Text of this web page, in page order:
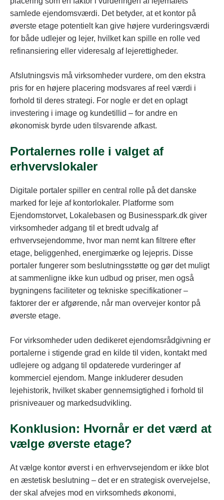
samlede ejendomsværdi. Det betyder, at et kontor på
øverste etage potentielt kan give højere vurderingsværdi
for både udlejer og lejer, hvilket kan spille en rolle ved
refinansiering eller videresalg af lejerettigheder.
Afslutningsvis må virksomheder vurdere, om den ekstra
pris for en højere placering modsvares af reel værdi i
forhold til deres strategi. For nogle er det en oplagt
investering i image og kundetillid – for andre en
økonomisk byrde uden tilsvarende afkast.
Portalernes rolle i valget af
erhvervslokaler
Digitale portaler spiller en central rolle på det danske
marked for leje af kontorlokaler. Platforme som
Ejendomstorvet, Lokalebasen og Businesspark.dk giver
virksomheder adgang til et bredt udvalg af
erhvervsejendomme, hvor man nemt kan filtrere efter
etage, beliggenhed, energimærke og lejepris. Disse
portaler fungerer som beslutningsstøtte og gør det muligt
at sammenligne ikke kun udbud og priser, men også
bygningens faciliteter og tekniske specifikationer –
faktorer der er afgørende, når man overvejer kontor på
øverste etage.
For virksomheder uden dedikeret ejendomsrådgivning er
portalerne i stigende grad en kilde til viden, kontakt med
udlejere og adgang til opdaterede vurderinger af
kommerciel ejendom. Mange inkluderer desuden
lejehistorik, hvilket skaber gennemsigtighed i forhold til
prisniveauer og markedsudvikling.
Konklusion: Hvornår er det værd at
vælge øverste etage?
At vælge kontor øverst i en erhvervsejendom er ikke blot
en æstetisk beslutning – det er en strategisk overvejelse,
der skal afvejes mod en virksomheds økonomi,